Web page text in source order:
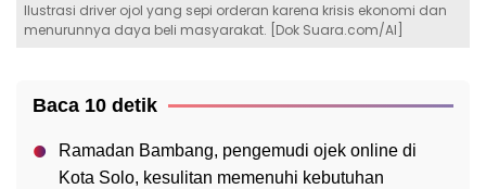
Ilustrasi driver ojol yang sepi orderan karena krisis ekonomi dan
menurunnya daya beli masyarakat. [Dok Suara.com/AI]
Baca 10 detik
Ramadan Bambang, pengemudi ojek online di
Kota Solo, kesulitan memenuhi kebutuhan